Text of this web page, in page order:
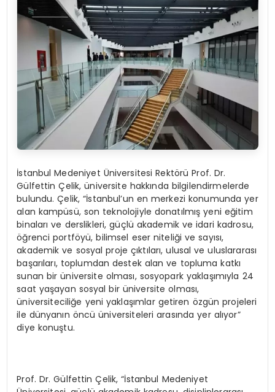
İstanbul Medeniyet Üniversitesi Rektörü Prof. Dr.
Gülfettin Çelik, üniversite hakkında bilgilendirmelerde
bulundu. Çelik, “İstanbul’un en merkezi konumunda yer
alan kampüsü, son teknolojiyle donatılmış yeni eğitim
binaları ve derslikleri, güçlü akademik ve idari kadrosu,
öğrenci portföyü, bilimsel eser niteliği ve sayısı,
akademik ve sosyal proje çıktıları, ulusal ve uluslararası
başarıları, toplumdan destek alan ve topluma katkı
sunan bir üniversite olması, sosyopark yaklaşımıyla 24
saat yaşayan sosyal bir üniversite olması,
üniversiteciliğe yeni yaklaşımlar getiren özgün projeleri
ile dünyanın öncü üniversiteleri arasında yer alıyor”
diye konuştu.
Prof. Dr. Gülfettin Çelik, “İstanbul Medeniyet